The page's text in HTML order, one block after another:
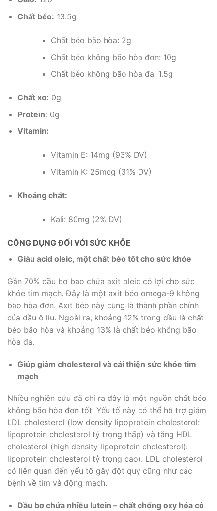
Chất béo: 13.5g
Chất béo bão hòa: 2g
Chất béo không bão hòa đơn: 10g
Chất béo không bão hòa đa: 1.5g
Chất xơ: 0g
Protein: 0g
Vitamin:
Vitamin E: 14mg (93% DV)
Vitamin K: 25mcg (31% DV)
Khoáng chất:
Kali: 80mg (2% DV)
CÔNG DỤNG ĐỐI VỚI SỨC KHỎE
Giàu acid oleic, một chất béo tốt cho sức khỏe
Gần 70% dầu bơ bao chứa axit oleic có lợi cho sức
khỏe tim mạch. Đây là một axit béo omega-9 không
bão hòa đơn. Axit béo này cũng là thành phần chính
của dầu ô liu. Ngoài ra, khoảng 12% trong dầu là chất
béo bão hòa và khoảng 13% là chất béo không bão
hòa đa.
Giúp giảm cholesterol và cải thiện sức khỏe tim
mạch
Nhiều nghiên cứu đã chỉ ra đây là một nguồn chất béo
không bão hòa đơn tốt. Yếu tố này có thể hỗ trợ giảm
LDL cholesterol (low density lipoprotein cholesterol:
lipoprotein cholesterol tỷ trọng thấp) và tăng HDL
cholesterol (high density lipoprotein cholesterol):
lipoprotein cholesterol tỷ trọng cao). LDL cholesterol
có liên quan đến yếu tố gây đột quỵ cũng như các
bệnh về tim và động mạch.
Dầu bơ chứa nhiều lutein – chất chống oxy hóa có